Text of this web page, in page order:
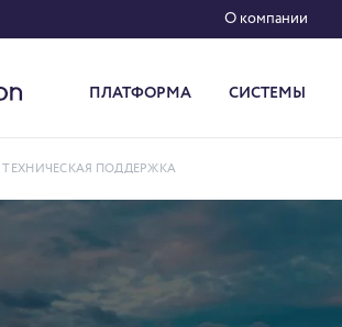
О компании
ПЛАТФОРМА СИСТЕМЫ
ТЕХНИЧЕСКАЯ ПОДДЕРЖКА